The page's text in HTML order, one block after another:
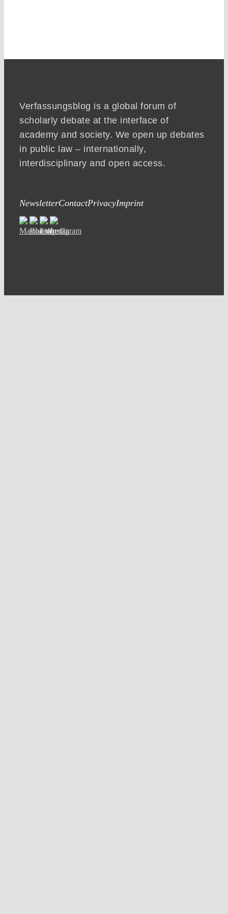
Verfassungsblog is a global forum of
scholarly debate at the interface of
academy and society. We open up debates
in public law – internationally,
interdisciplinary and open access.
NewsletterContactPrivacyImprint